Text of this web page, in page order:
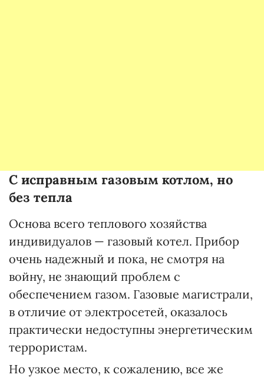
С исправным газовым котлом, но
без тепла
Основа всего теплового хозяйства
индивидуалов — газовый котел. Прибор
очень надежный и пока, не смотря на
войну, не знающий проблем с
обеспечением газом. Газовые магистрали,
в отличие от электросетей, оказалось
практически недоступны энергетическим
террористам.
Но узкое место, к сожалению, все же